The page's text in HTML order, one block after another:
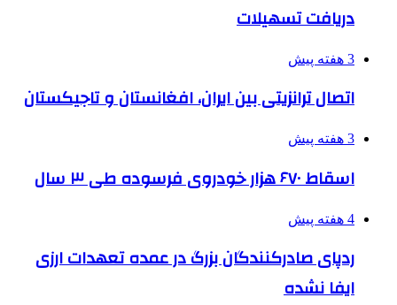
دریافت تسهیلات
3 هفته پیش
اتصال ترانزیتی بین ایران، افغانستان و تاجیکستان
3 هفته پیش
اسقاط ۶۷۰ هزار خودروی فرسوده طی ۳ سال
4 هفته پیش
ردپای صادرکنندگان بزرگ در عمده تعهدات ارزی
ایفا نشده